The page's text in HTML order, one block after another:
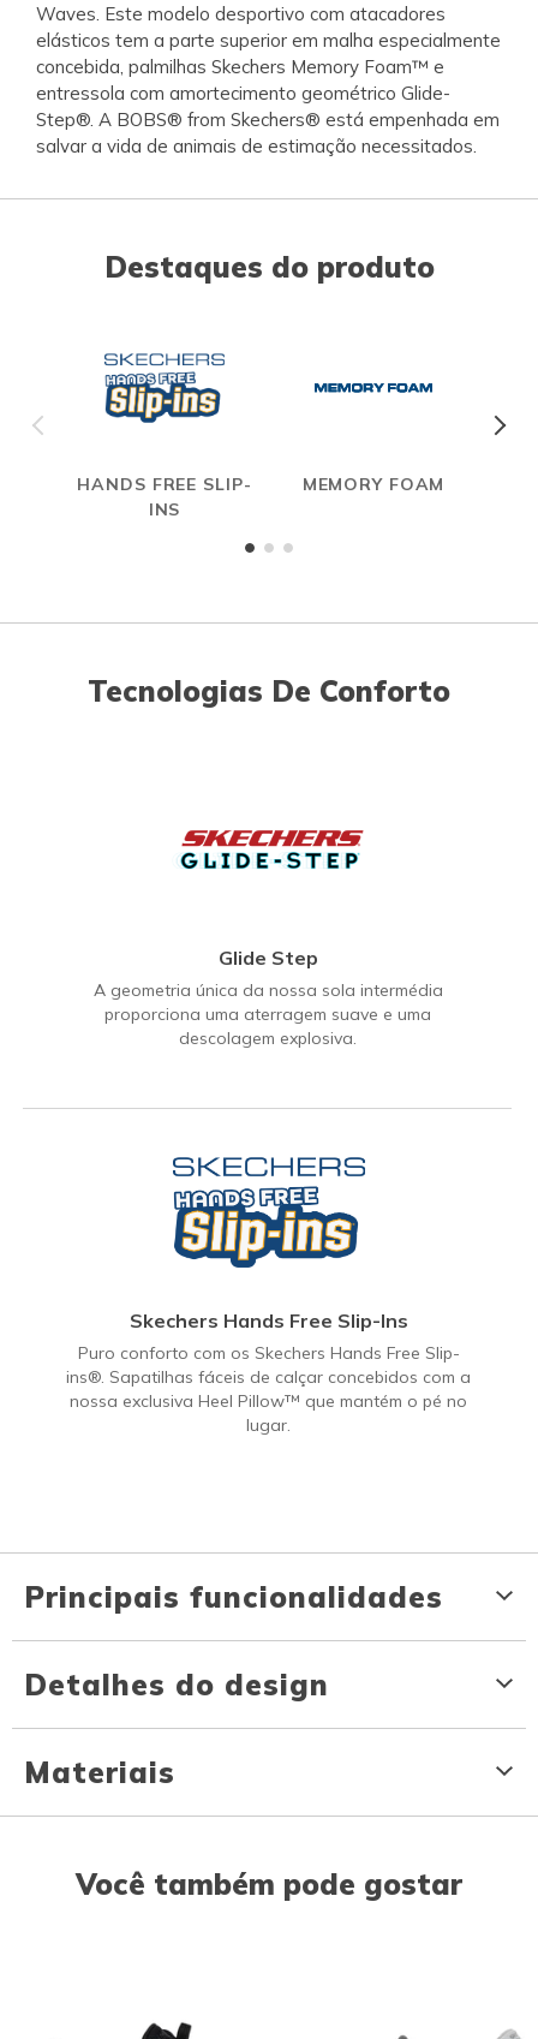
Waves. Este modelo desportivo com atacadores
elásticos tem a parte superior em malha especialmente
concebida, palmilhas Skechers Memory Foam™ e
entressola com amortecimento geométrico Glide-
Step®. A BOBS® from Skechers® está empenhada em
salvar a vida de animais de estimação necessitados.
Destaques do produto
HANDS FREE SLIP-
INS
MEMORY FOAM
Tecnologias De Conforto
Glide Step
A geometria única da nossa sola intermédia
proporciona uma aterragem suave e uma
descolagem explosiva.
Skechers Hands Free Slip-Ins
Puro conforto com os Skechers Hands Free Slip-
ins®. Sapatilhas fáceis de calçar concebidos com a
nossa exclusiva Heel Pillow™ que mantém o pé no
lugar.
Principais funcionalidades
Detalhes do design
Materiais
Você também pode gostar